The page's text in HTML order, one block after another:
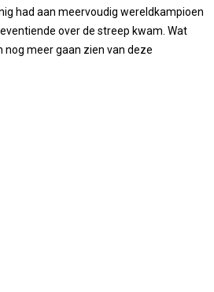
had aan meervoudig wereldkampioen
over de streep kwam. Wat
nog meer gaan zien van deze